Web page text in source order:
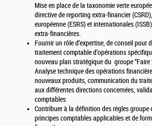
Mise en place de la taxonomie verte
directive de reporting extra-financier
européenne (ESRS) et internationales
extra-financières.
Fournir un rôle d’expertise, de conseil pour
traitement comptable d’opérations
nouveau plan stratégique du groupe “Faire
Analyse technique des opérations
nouveaux produits, communication du
aux différentes directions concernées,
comptables
Contribuer à la définition des règles groupe
principes comptables applicables et de